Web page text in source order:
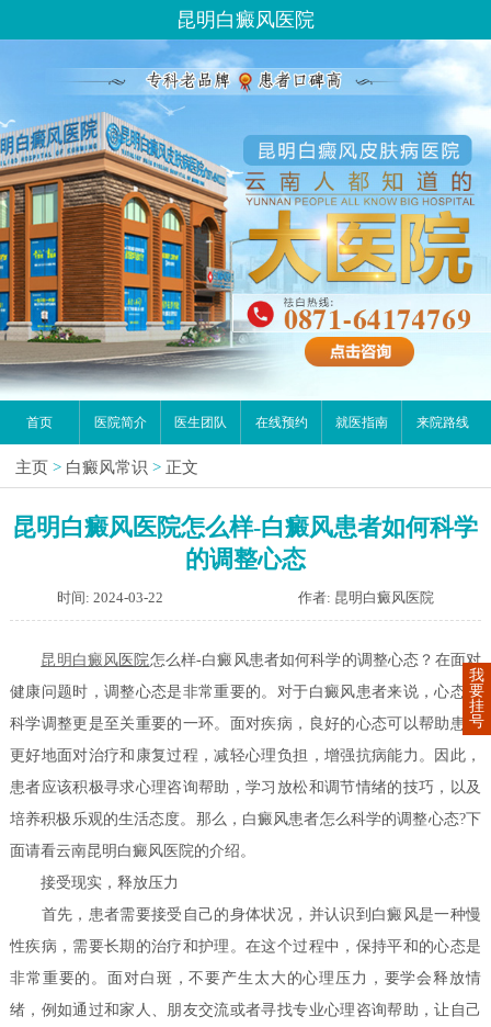
昆明白癜风医院
首页 医院简介 医生团队 在线预约 就医指南 来院路线
主页 > 白癜风常识 > 正文
昆明白癜风医院怎么样-白癜风患者如何科学
的调整心态
时间: 2024-03-22 作者: 昆明白癜风医院
昆明白癜风 医院怎么样-白癜风患者如何科学的调整心态？在面对
健康问题时，调整心态是非常重要的。对于白癜风患者来说，心态的
科学调整更是至关重要的一环。面对疾病，良好的心态可以帮助患者
更好地面对治疗和康复过程，减轻心理负担，增强抗病能力。因此，
患者应该积极寻求心理咨询帮助，学习放松和调节情绪的技巧，以及
培养积极乐观的生活态度。那么，白癜风患者怎么科学的调整心态?下
面请看云南昆明白癜风医院的介绍。
接受现实，释放压力
首先，患者需要接受自己的身体状况，并认识到白癜风是一种慢
性疾病，需要长期的治疗和护理。在这个过程中，保持平和的心态是
非常重要的。面对白斑，不要产生太大的心理压力，要学会释放情
绪，例如通过和家人、朋友交流或者寻找专业心理咨询帮助，让自己
我
要
挂
号